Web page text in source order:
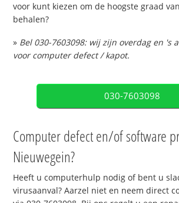
voor kunt kiezen om de hoogste graad
behalen?
» Bel 030-7603098: wij zijn overdag en 's
voor computer defect / kapot.
030-7603098
Computer defect en/of software
Nieuwegein?
Heeft u computerhulp nodig of bent u
virusaanval? Aarzel niet en neem direct